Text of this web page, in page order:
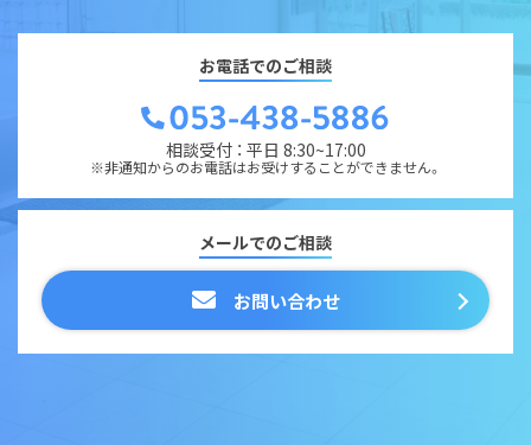
お電話でのご相談
相談受付 ： 平日 8:30~17:00
※非通知からのお電話はお受けすることができません。
メールでのご相談
お問い合わせ